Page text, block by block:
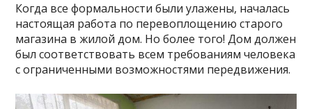
Когда все формальности были улажены, началась
настоящая работа по перевоплощению старого
магазина в жилой дом. Но более того! Дом должен
был соответствовать всем требованиям человека
с ограниченными возможностями передвижения.